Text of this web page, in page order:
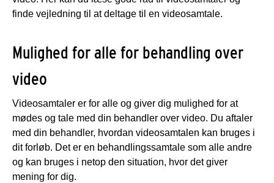
finde vejledning til at deltage til en videosamtale.
Mulighed for alle for behandling over
video
Videosamtaler er for alle og giver dig mulighed for at
mødes og tale med din behandler over video. Du aftaler
med din behandler, hvordan videosamtalen kan bruges i
dit forløb. Det er en behandlingssamtale som alle andre
og kan bruges i netop den situation, hvor det giver
mening for dig.